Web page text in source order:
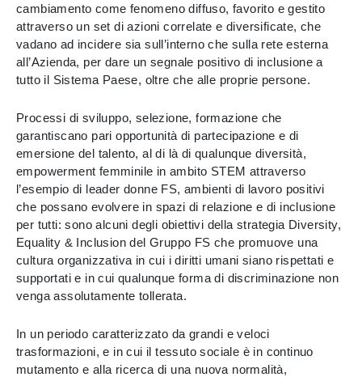
cambiamento come fenomeno diffuso, favorito e gestito
attraverso un set di azioni correlate e diversificate, che
vadano ad incidere sia sull’interno che sulla rete esterna
all’Azienda, per dare un segnale positivo di inclusione a
tutto il Sistema Paese, oltre che alle proprie persone.
Processi di sviluppo, selezione, formazione che
garantiscano pari opportunità di partecipazione e di
emersione del talento, al di là di qualunque diversità,
empowerment femminile in ambito STEM attraverso
l’esempio di leader donne FS, ambienti di lavoro positivi
che possano evolvere in spazi di relazione e di inclusione
per tutti: sono alcuni degli obiettivi della strategia Diversity,
Equality & Inclusion del Gruppo FS che promuove una
cultura organizzativa in cui i diritti umani siano rispettati e
supportati e in cui qualunque forma di discriminazione non
venga assolutamente tollerata.
In un periodo caratterizzato da grandi e veloci
trasformazioni, e in cui il tessuto sociale è in continuo
mutamento e alla ricerca di una nuova normalità,